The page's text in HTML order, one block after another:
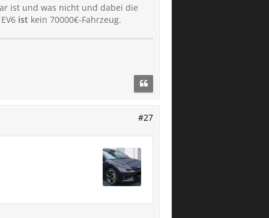
ist und was nicht und dabei die
ist kein 70000€-Fahrzeug.
#27